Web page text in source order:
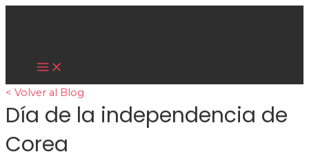
Ir
Main
< Volver al Blog
Día de la independencia de
Corea